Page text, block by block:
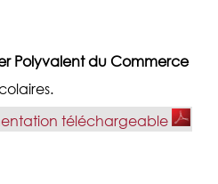
Polyvalent du Commerce
téléchargeable